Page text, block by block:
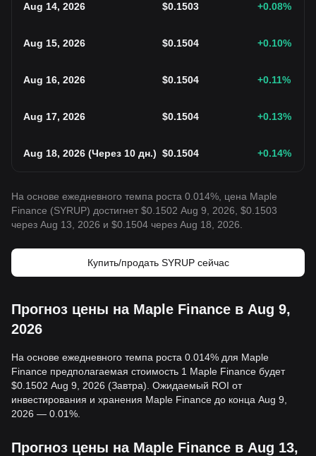
Aug 14, 2026 $0.1503 +0.08%
Aug 15, 2026 $0.1504 +0.10%
Aug 16, 2026 $0.1504 +0.11%
Aug 17, 2026 $0.1504 +0.13%
Aug 18, 2026 (Через 10 дн.) $0.1504 +0.14%
На основе ежедневного темпа роста 0.014%, цена Maple
Finance (SYRUP) достигнет $0.1502 Aug 9, 2026, $0.1503
через Aug 13, 2026 и $0.1504 через Aug 18, 2026.
Купить/продать SYRUP сейчас
Прогноз цены на Maple Finance в Aug 9,
2026
На основе ежедневного темпа роста 0.014% для Maple
Finance предполагаемая стоимость 1 Maple Finance будет
$0.1502 Aug 9, 2026 (Завтра). Ожидаемый ROI от
инвестирования и хранения Maple Finance до конца Aug 9,
2026 — 0.01%.
Прогноз цены на Maple Finance в Aug 13,